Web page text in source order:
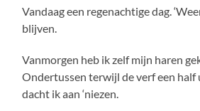
Vandaag een regenachtige dag.
blijven.
Vanmorgen heb ik zelf mijn haren
Ondertussen terwijl de verf een half
dacht ik aan ‘niezen.